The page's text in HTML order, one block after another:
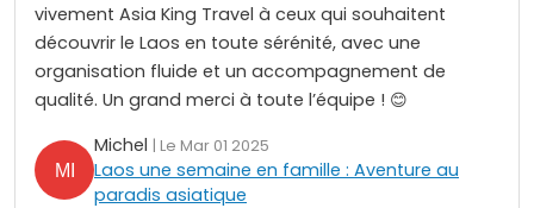
vivement Asia King Travel à ceux qui souhaitent
découvrir le Laos en toute sérénité, avec une
organisation fluide et un accompagnement de
qualité. Un grand merci à toute l’équipe ! 😊
Michel | Le Mar 01 2025
Laos une semaine en famille : Aventure au
paradis asiatique